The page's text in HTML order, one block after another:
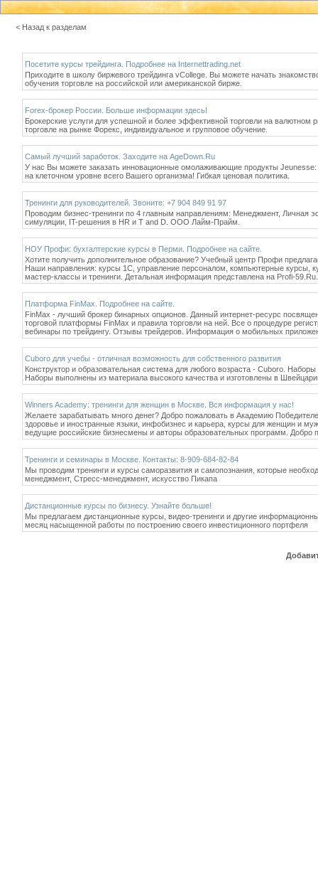
< Назад к разделам
Посетите курсы трейдинга. Подробнее на Internettrading.net
Приходите в школу биржевого трейдинга vCollege. Вы можете начать
обучения торговле на российской или американской бирже.
Forex-брокер России. Больше информации здесь!
Брокерские услуги для успешной и более эффективной торговли на
торговле на рынке Форекс, индивидуальное и групповое обучение.
Самый лучший заработок. Заходите на AgeDown.Ru
У нас Вы можете заказать инновационные омолаживающие продукты
на клеточном уровне всего Вашего организма! Гибкая ценовая политика.
Тренинги для руководителей. Звоните: +7 904 849 91 97
Проводим бизнес-тренинги по 4 главным направлениям: Менеджмент, Личная
симуляции, IT-решения в HR и T and D. ООО Лайм-Прайм.
НОУ Профи: бухгалтерские курсы в Перми. Подробнее на сайте.
Хотите получить дополнительное образование? Учебный центр Профи
Наши направления: курсы 1С, управление персоналом, компьютерные курсы,
мастер-классы и тренинги. Детальная информация представлена на Profi-59.Ru.
Платформа FinMax. Подробнее на сайте.
FinMax - лучший брокер бинарных опционов. Данный интернет-ресурс
торговой платформы FinMax и правила торговли на ней. Все о процедуре
вебинары по трейдингу. Отзывы трейдеров. Информация о мобильных
Cuboro для учебы - отличная возможность для собственного развития
Конструктор и образовательная система для любого возраста - Cuboro.
Наборы выполнены из материала высокого качества и изготовлены в
Winners Academy: тренинги для женщин в Москве. Вся информация у нас!
Желаете зарабатывать много денег? Добро пожаловать в Академию
здоровье и иностранные языки, инфобизнес и карьера, курсы для женщин и
ведущие российские бизнесмены и авторы образовательных программ. Добро
Тренинги и семинары в Москве. Контакты: 8-909-684-82-84
Мы проводим тренинги и курсы саморазвития и самопознания, которые
менеджмент, Стресс-менеджмент, искусство Пикапа
Дистанционные курсы по бизнесу. Узнайте больше!
Мы предлагаем дистанционные курсы, видео-тренинги и другие
месяц насыщенной работы по построению своего инвестиционного портфеля